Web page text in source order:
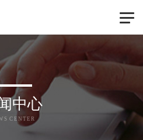
切
换
中心
CENTER